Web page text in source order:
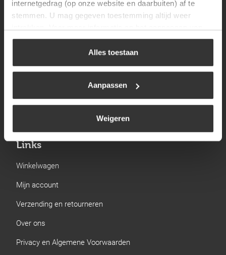
internetgedrag (op onze website en daarbuiten) af te
stemmen. U mag gegeven toestemming altijd weer
uw keuze op onze website verwijzen wij u naar ons
Alles toestaan
Aanpassen
Weigeren
Navigatie
BBQ
Kamperen
Gastechniek
Links
Winkelwagen
Mijn account
Verzending en retourneren
Over ons
Privacy en Algemene Voorwaarden